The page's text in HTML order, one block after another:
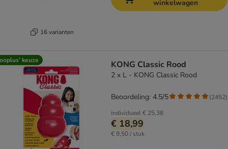
16 varianten
winkelwagen
keuze KONG Classic Rood
2 x L - KONG Classic Rood
individueel€ 25,38
€ 18,99
€ 9,50 / stuk
Beoordeling: 4.5/5 (2452)